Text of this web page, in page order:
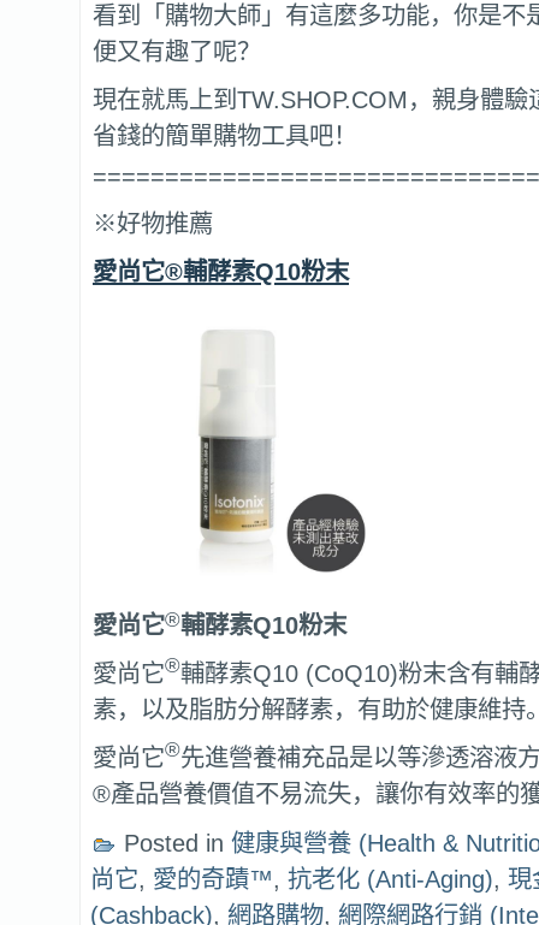
看到「購物大師」有這麼多功能，你是不
便又有趣了呢？
現在就馬上到TW.SHOP.COM，親身體驗
省錢的簡單購物工具吧！
※好物推薦
愛尚它®輔酵素Q10粉末
愛尚它®輔酵素Q10粉末
愛尚它®輔酵素Q10 (CoQ10)粉末含有輔
素，以及脂肪分解酵素，有助於健康維持
愛尚它®先進營養補充品是以等滲透溶液
®產品營養價值不易流失，讓你有效率的
Posted in 健康與營養 (Health &
尚它, 愛的奇蹟™, 抗老化 (Anti-Aging), 現
(Cashback), 網路購物, 網際網路行銷